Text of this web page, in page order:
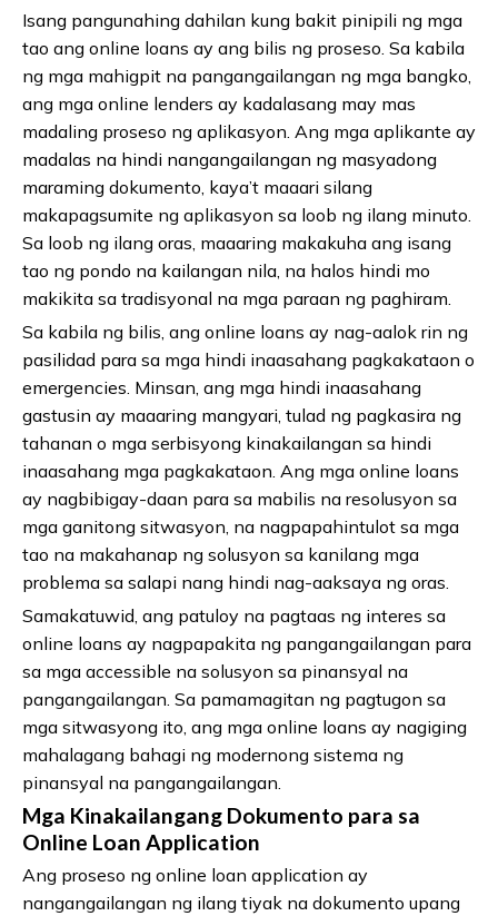
Isang pangunahing dahilan kung bakit pinipili ng mga
tao ang online loans ay ang bilis ng proseso. Sa kabila
ng mga mahigpit na pangangailangan ng mga bangko,
ang mga online lenders ay kadalasang may mas
madaling proseso ng aplikasyon. Ang mga aplikante ay
madalas na hindi nangangailangan ng masyadong
maraming dokumento, kaya’t maaari silang
makapagsumite ng aplikasyon sa loob ng ilang minuto.
Sa loob ng ilang oras, maaaring makakuha ang isang
tao ng pondo na kailangan nila, na halos hindi mo
makikita sa tradisyonal na mga paraan ng paghiram.
Sa kabila ng bilis, ang online loans ay nag-aalok rin ng
pasilidad para sa mga hindi inaasahang pagkakataon o
emergencies. Minsan, ang mga hindi inaasahang
gastusin ay maaaring mangyari, tulad ng pagkasira ng
tahanan o mga serbisyong kinakailangan sa hindi
inaasahang mga pagkakataon. Ang mga online loans
ay nagbibigay-daan para sa mabilis na resolusyon sa
mga ganitong sitwasyon, na nagpapahintulot sa mga
tao na makahanap ng solusyon sa kanilang mga
problema sa salapi nang hindi nag-aaksaya ng oras.
Samakatuwid, ang patuloy na pagtaas ng interes sa
online loans ay nagpapakita ng pangangailangan para
sa mga accessible na solusyon sa pinansyal na
pangangailangan. Sa pamamagitan ng pagtugon sa
mga sitwasyong ito, ang mga online loans ay nagiging
mahalagang bahagi ng modernong sistema ng
pinansyal na pangangailangan.
Mga Kinakailangang Dokumento para sa
Online Loan Application
Ang proseso ng online loan application ay
nangangailangan ng ilang tiyak na dokumento upang